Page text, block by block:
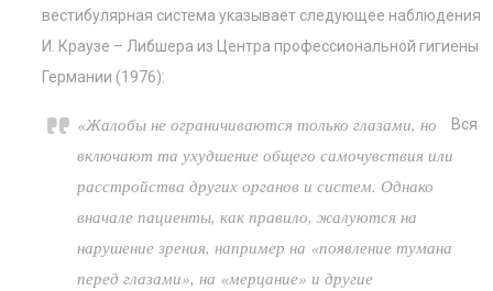
вестибулярная система указывает следующее наблюдения
И. Краузе – Либшера из Центра профессиональной гигиены
Германии (1976):
«Жалобы не ограничиваются только глазами, но
включают та ухудшение общего самочувствия или
расстройства других органов и систем. Однако
вначале пациенты, как правило, жалуются на
нарушение зрения, например на «появление тумана
перед глазами», на «мерцание» и другие
Вся